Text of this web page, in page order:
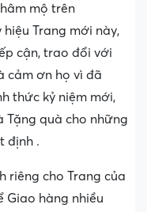
mộ trên
hiệu Trang mới này,
cận, trao đổi với
cảm ơn họ vì đã
thức kỷ niệm mới,
Tặng quà cho những
định .
riêng cho Trang của
Giao hàng nhiều